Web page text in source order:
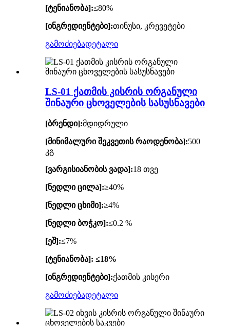
[ტენიანობა]:≤80%
[ინგრედიენტები]:თინუსი, კრევეტები
გამოძიებადეტალი
LS-01 ქათმის კისრის ორგანული
შინაური ცხოველების სასუსნავები
[ბრენდი]:მდიდრული
[მინიმალური შეკვეთის რაოდენობა]:500
კგ
[ვარგისიანობის ვადა]:18 თვე
[ნედლი ცილა]:≥40%
[ნედლი ცხიმი]:≥4%
[ნედლი ბოჭკო]:≤0.2 %
[ეშ]:≤7%
[ტენიანობა]: ≤18%
[ინგრედიენტები]:ქათმის კისერი
გამოძიებადეტალი